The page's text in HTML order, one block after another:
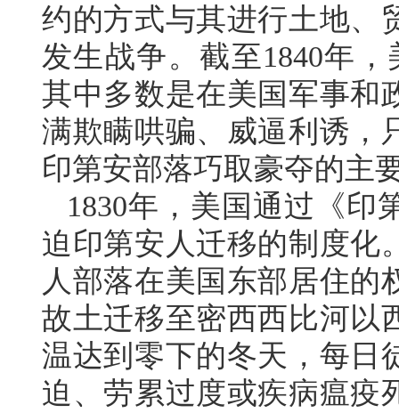
约的方式与其进行土地、
发生战争。截至1840年
其中多数是在美国军事和
满欺瞒哄骗、威逼利诱，
印第安部落巧取豪夺的主
1830年，美国通过《印
迫印第安人迁移的制度化
人部落在美国东部居住的
故土迁移至密西西比河以
温达到零下的冬天，每日
迫、劳累过度或疾病瘟疫